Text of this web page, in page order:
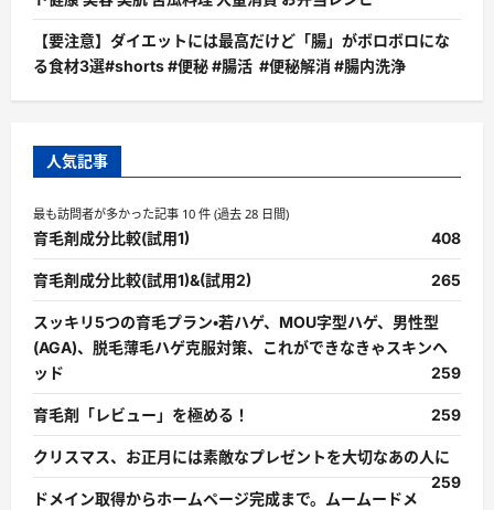
【要注意】ダイエットには最高だけど「腸」がボロボロにな
る食材3選#shorts #便秘 #腸活 #便秘解消 #腸内洗浄
人気記事
最も訪問者が多かった記事 10 件 (過去 28 日間)
育毛剤成分比較(試用1) 408
育毛剤成分比較(試用1)&(試用2) 265
スッキリ5つの育毛プラン・若ハゲ、MOU字型ハゲ、男性型
(AGA)、脱毛薄毛ハゲ克服対策、これができなきゃスキンヘ
ッド
259
育毛剤「レビュー」を極める！ 259
クリスマス、お正月には素敵なプレゼントを大切なあの人に
259
ドメイン取得からホームページ完成まで。ムームードメ